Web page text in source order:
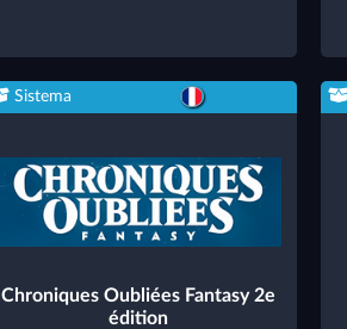
Sistema
Chroniques Oubliées Fantasy 2e
édition